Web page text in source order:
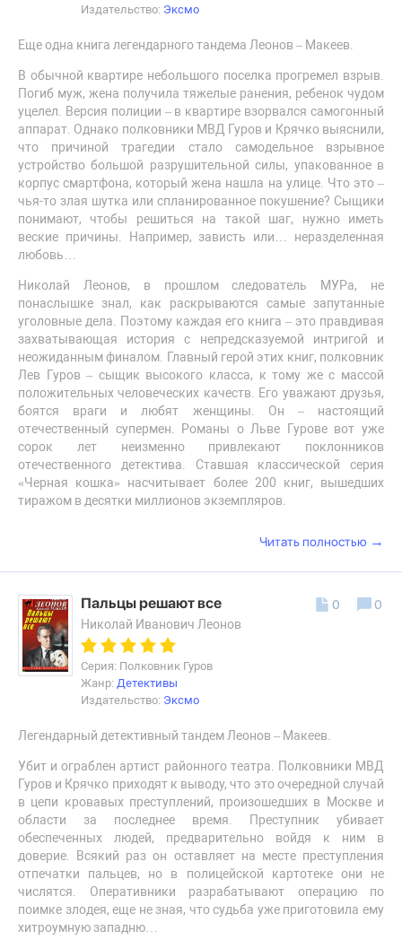
Издательство: Эксмо
Еще одна книга легендарного тандема Леонов – Макеев.
В обычной квартире небольшого поселка прогремел взрыв.
Погиб муж, жена получила тяжелые ранения, ребенок чудом
уцелел. Версия полиции – в квартире взорвался самогонный
аппарат. Однако полковники МВД Гуров и Крячко выяснили,
что причиной трагедии стало самодельное взрывное
устройство большой разрушительной силы, упакованное в
корпус смартфона, который жена нашла на улице. Что это –
чья-то злая шутка или спланированное покушение? Сыщики
понимают, чтобы решиться на такой шаг, нужно иметь
веские причины. Например, зависть или… неразделенная
любовь…
Николай Леонов, в прошлом следователь МУРа, не
понаслышке знал, как раскрываются самые запутанные
уголовные дела. Поэтому каждая его книга – это правдивая
захватывающая история с непредсказуемой интригой и
неожиданным финалом. Главный герой этих книг, полковник
Лев Гуров – сыщик высокого класса, к тому же с массой
положительных человеческих качеств. Его уважают друзья,
боятся враги и любят женщины. Он – настоящий
отечественный супермен. Романы о Льве Гурове вот уже
сорок лет неизменно привлекают поклонников
отечественного детектива. Ставшая классической серия
«Черная кошка» насчитывает более 200 книг, вышедших
тиражом в десятки миллионов экземпляров.
Читать полностью →
Пальцы решают все
Николай Иванович Леонов
Серия: Полковник Гуров
Жанр: Детективы
Издательство: Эксмо
Легендарный детективный тандем Леонов – Макеев.
Убит и ограблен артист районного театра. Полковники МВД
Гуров и Крячко приходят к выводу, что это очередной случай
в цепи кровавых преступлений, произошедших в Москве и
области за последнее время. Преступник убивает
обеспеченных людей, предварительно войдя к ним в
доверие. Всякий раз он оставляет на месте преступления
отпечатки пальцев, но в полицейской картотеке они не
числятся. Оперативники разрабатывают операцию по
поимке злодея, еще не зная, что судьба уже приготовила ему
хитроумную западню…
0 0